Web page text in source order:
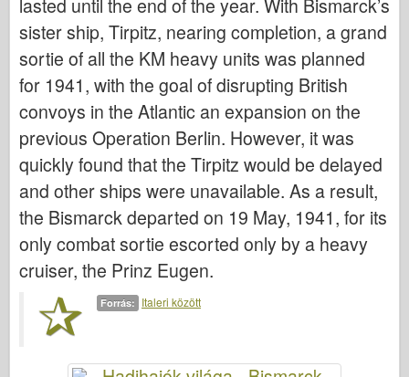
Vitéz erők
Friulmodel
Hasegawa
Heller
HobbiBoss
IBG modellek
Icm
Italeri között
Legenda
Meng modell
Tamiya
Tristar
Trombitás
lasted until the end of the year. With Bismarck’s
sister ship, Tirpitz, nearing completion, a grand
sortie of all the KM heavy units was planned
for 1941, with the goal of disrupting British
convoys in the Atlantic an expansion on the
previous Operation Berlin. However, it was
quickly found that the Tirpitz would be delayed
and other ships were unavailable. As a result,
the Bismarck departed on 19 May, 1941, for its
only combat sortie escorted only by a heavy
cruiser, the Prinz Eugen.
Forrás: Italeri között